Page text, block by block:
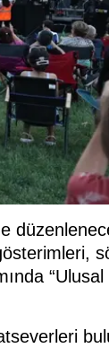
“Ulusal